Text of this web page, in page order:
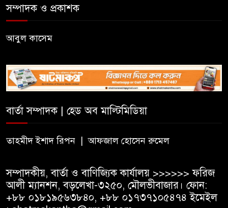
সুরমা নদীর পাড়ে “ISylhet”
নান্দনিকতা,
জুড়ীতে চা শ্রমিকদের এক দফা
সম্পাদক ও প্রকাশক
আবুল কাসেম
বার্তা সম্পাদক | হেড অব মাল্টিমিডিয়া
তাহমীদ ইশাদ রিপন | আফজাল হোসেন রুমেল
সম্পাদকীয়, বার্তা ও বাণিজ্যিক কার্যালয় >>>>>> ফরিজ
আলী ম্যানশন, বড়লেখা-৩২৫০, মৌলভীবাজার। ফোন:
+৮৮ ০১৮১৯৫৬৩৮৪০, +৮৮ ০১৭৩৭১০৫৪৭৪ ইমেইল